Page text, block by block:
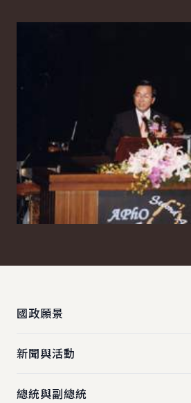
國政願景
新聞與活動
總統與副總統